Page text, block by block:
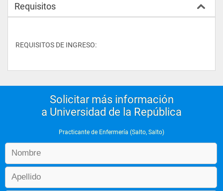
Requisitos
REQUISITOS DE INGRESO:
Solicitar más información
a Universidad de la República
Practicante de Enfermería (Salto, Salto)